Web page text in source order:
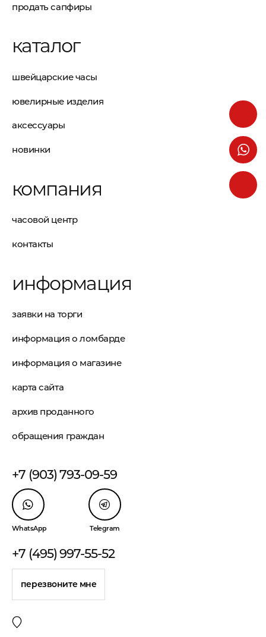
продать сапфиры
каталог
швейцарские часы
ювелирные изделия
аксессуары
новинки
компания
часовой центр
контакты
информация
заявки на торги
информация о ломбарде
информация о магазине
карта сайта
архив проданного
обращения граждан
+7 (903) 793-09-59
WhatsApp Telegram
+7 (495) 997-55-52
перезвоните мне